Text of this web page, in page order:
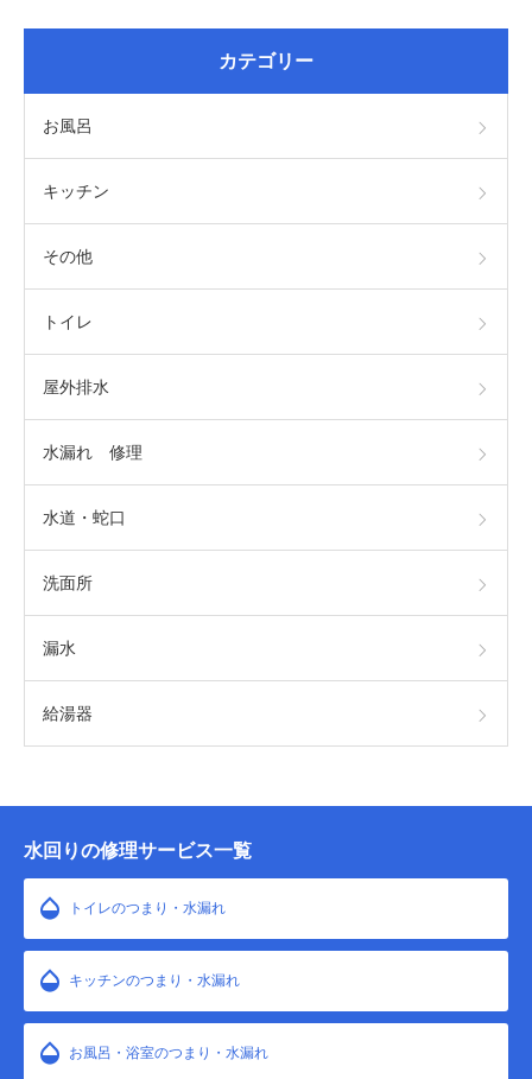
カテゴリー
お風呂
キッチン
その他
トイレ
屋外排水
水漏れ 修理
水道・蛇口
洗面所
漏水
給湯器
水回りの修理サービス一覧
トイレのつまり・水漏れ
キッチンのつまり・水漏れ
お風呂・浴室のつまり・水漏れ